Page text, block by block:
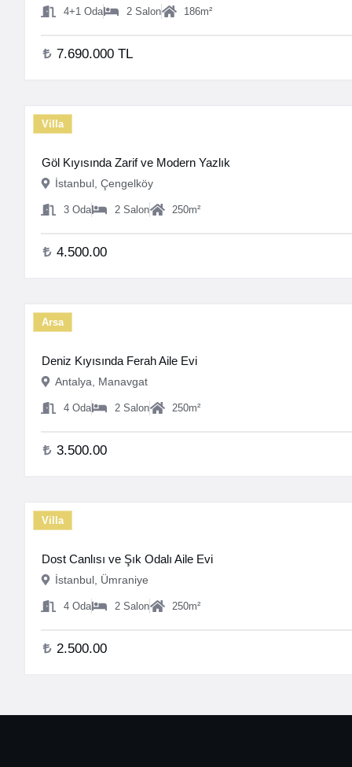
4+1 Oda 2Salon 186m²
7.690.000 TL
Villa
Göl Kıyısında Zarif ve Modern Yazlık
İstanbul, Çengelköy
3Oda 2Salon 250m²
4.500.00
Arsa
Deniz Kıyısında Ferah Aile Evi
Antalya, Manavgat
4Oda 2Salon 250m²
3.500.00
Villa
Dost Canlısı ve Şık Odalı Aile Evi
İstanbul, Ümraniye
4Oda 2Salon 250m²
2.500.00